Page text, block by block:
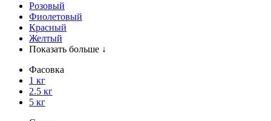
Розовый
Фиолетовый
Красный
Желтый
Показать больше ↓
Фасовка
1 кг
2.5 кг
5 кг